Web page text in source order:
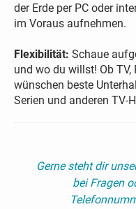
der Erde per PC oder
im Voraus aufnehmen.
Flexibilität: Schaue
und wo du willst! Ob
wünschen beste
Serien und anderen TV-
Gerne steht dir
bei Fragen